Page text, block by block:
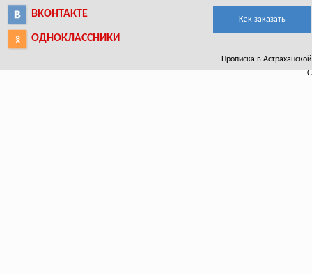
ВКОНТАКТЕ
ОДНОКЛАССНИКИ
Как заказать
Прописка в